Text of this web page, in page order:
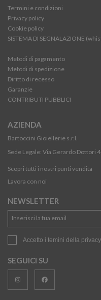
Termini e condizioni
Privacy policy
Cookie policy
SISTEMA DI SEGNALAZIONE
Metodi di pagamento
Metodi di spedizione
Diritto di recesso
Garanzie
CONTRIBUTI PUBBLICI
AZIENDA
Bartoccini Gioiellerie s.r.l.
Sede Legale: Via Gerardo Dottori
Scopri tutti i nostri punti vendita
Lavora con noi
NEWSLETTER
Accetto i temini della
SEGUICI SU